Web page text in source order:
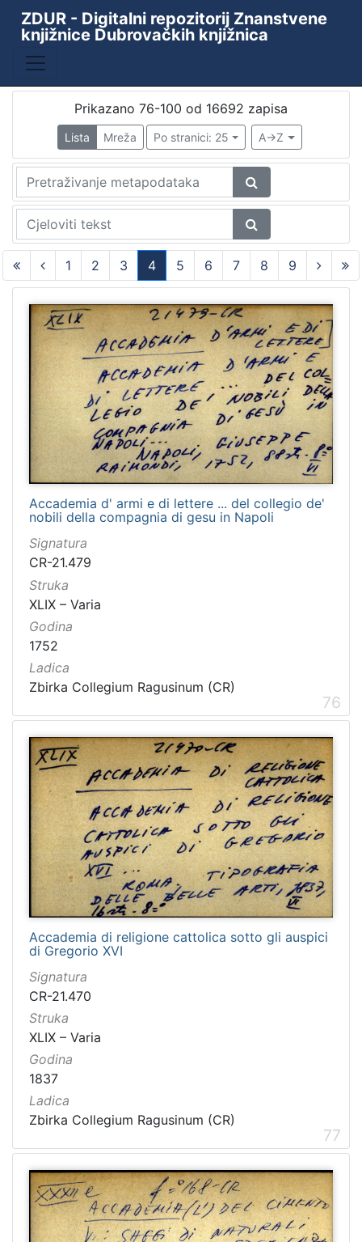
ZDUR - Digitalni repozitorij Znanstvene
knjižnice Dubrovačkih knjižnica
Prikazano 76-100 od 16692 zapisa
Lista Mreža Po stranici: 25 A->Z
1 2 3
4
(current)
5 6 7 8 9
Accademia d' armi e di lettere ... del collegio de'
nobili della compagnia di gesu in Napoli
Signatura
CR-21.479
Struka
XLIX – Varia
Godina
1752
Ladica
Zbirka Collegium Ragusinum (CR)
76
Accademia di religione cattolica sotto gli auspici
di Gregorio XVI
Signatura
CR-21.470
Struka
XLIX – Varia
Godina
1837
Ladica
Zbirka Collegium Ragusinum (CR)
77